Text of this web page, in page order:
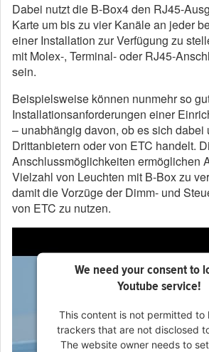
Dabei nutzt die B-Box4 den RJ45-
Karte um bis zu vier Kanäle an jeder
einer Installation zur Verfügung zu
mit Molex-, Terminal- oder RJ45-
sein.
Beispielsweise können nunmehr so
Installationsanforderungen einer
– unabhängig davon, ob es sich dabei
Drittanbietern oder von ETC handelt.
Anschlussmöglichkeiten ermöglichen
Vielzahl von Leuchten mit B-Box zu
damit die Vorzüge der Dimm- und
von ETC zu nutzen.
We need your consent to
Youtube service!
This content is not permitted to
trackers that are not disclosed
The website owner needs to